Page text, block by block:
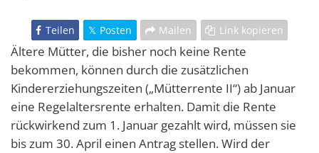
Teilen Posten Mailen Link kopieren
Ältere Mütter, die bisher noch keine Rente
bekommen, können durch die zusätzlichen
Kindererziehungszeiten („Mütterrente II“) ab Januar
eine Regelaltersrente erhalten. Damit die Rente
rückwirkend zum 1. Januar gezahlt wird, müssen sie
bis zum 30. April einen Antrag stellen. Wird der